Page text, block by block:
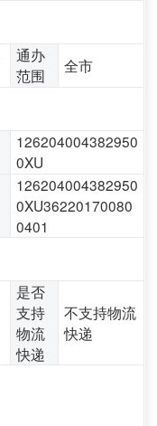
通办
范围
全市
126204004382950
0XU
126204004382950
0XU36220170080
0401
是否
支持
物流
快递
不支持物流
快递